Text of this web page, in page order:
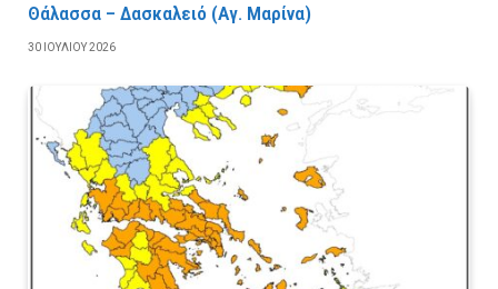
Θάλασσα – Δασκαλειό (Αγ. Μαρίνα)
30 ΙΟΥΛΊΟΥ 2026